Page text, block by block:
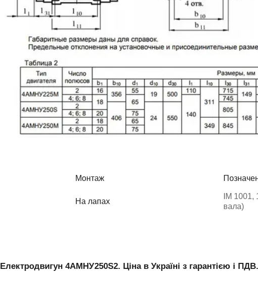
Монтаж
На лапах
IM 1001,
вала)
Електродвигун 4АМНУ250Ѕ2. Ціна в Україні з гарантією і ПДВ.